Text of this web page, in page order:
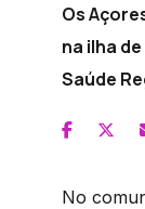
Os
na ilha
Saúde
No